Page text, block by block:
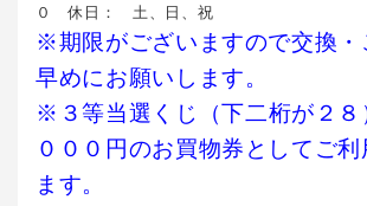
０ 休日： 土、日、祝
※期限がございますので交換・
早めにお願いします。
※３等当選くじ
（下二桁が２８
０００円のお買物券としてご
ます。